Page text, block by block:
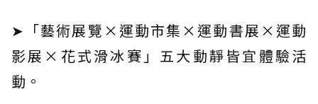
➤「藝術展覽×運動市集×運動書展×運動
影展×花式滑冰賽」五大動靜皆宜體驗活
動。